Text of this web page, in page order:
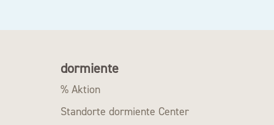
dormiente
% Aktion
Standorte dormiente Center